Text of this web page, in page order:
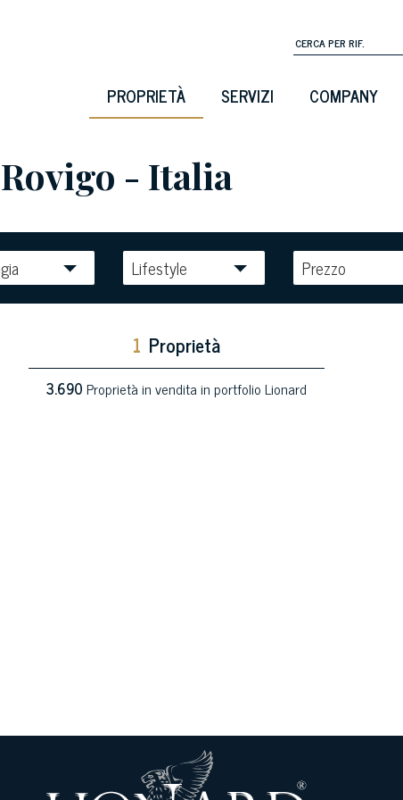
PROPRIETÀ SERVIZI COMPANY
- Italia
Lifestyle Prezzo
1 Proprietà
3.690Proprietà in vendita in portfolio Lionard